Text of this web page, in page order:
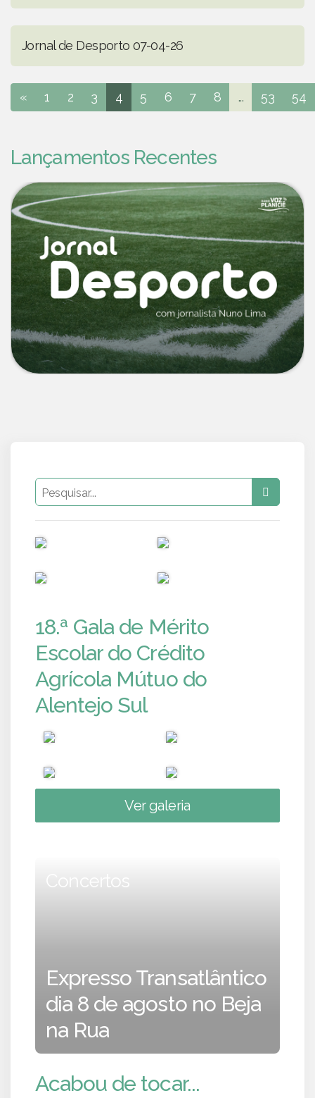
Jornal de Desporto 07-04-26
« 1 2 3 4 5 6 7 8 ... 53 54
Lançamentos Recentes
18.ª Gala de Mérito
Escolar do Crédito
Agrícola Mútuo do
Alentejo Sul
Ver galeria
Concertos
Expresso Transatlântico
dia 8 de agosto no Beja
na Rua
Acabou de tocar...